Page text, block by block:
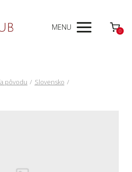
MENU 0
pôvodu / Slovensko /